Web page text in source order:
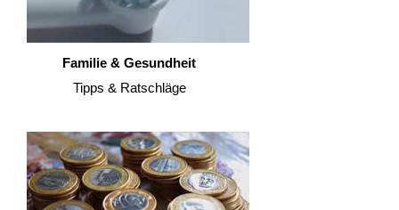
Familie & Gesundheit
Tipps & Ratschläge